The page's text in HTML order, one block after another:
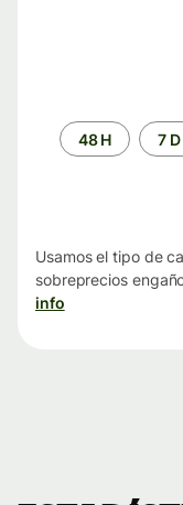
Periodo48 H 7 D
Usamos el tipo de
sobreprecios
info